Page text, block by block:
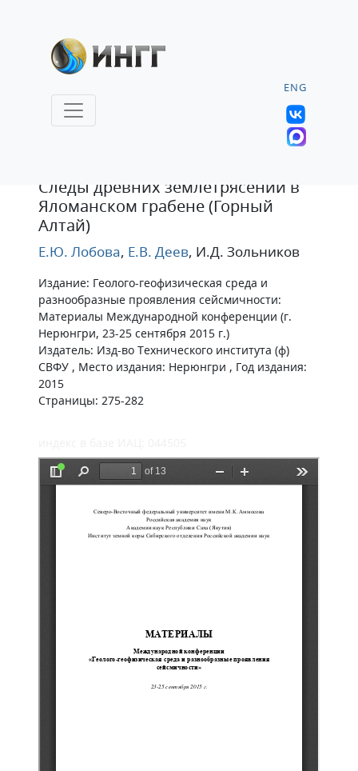
ENG
Следы древних землетрясений в
Яломанском грабене (Горный
Алтай)
Е.Ю. Лобова, Е.В. Деев, И.Д. Зольников
Издание: Геолого-геофизическая среда и
разнообразные проявления сейсмичности:
Материалы Международной конференции (г.
Нерюнгри, 23-25 сентября 2015 г.)
Издатель: Изд-во Технического института (ф)
СВФУ , Место издания: Нерюнгри , Год издания:
2015
Страницы: 275-282